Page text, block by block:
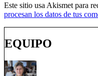
Este sitio usa Akismet para
procesan los datos de tus
EQUIPO